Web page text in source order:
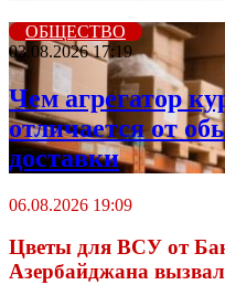
ОБЩЕСТВО
03.08.2026 17:19
Чем агрегатор
отличается от
доставки
06.08.2026 19:09
Цветы для ВСУ от
Азербайджана